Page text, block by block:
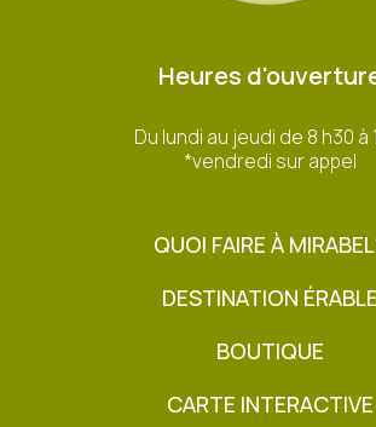
Heures
Du lundi au jeudi de 8 h30 à
*vendredi sur appel
QUOI FAIRE À
DESTINATION ÉRABLE
BOUTIQUE
CARTE INTERACTIVE